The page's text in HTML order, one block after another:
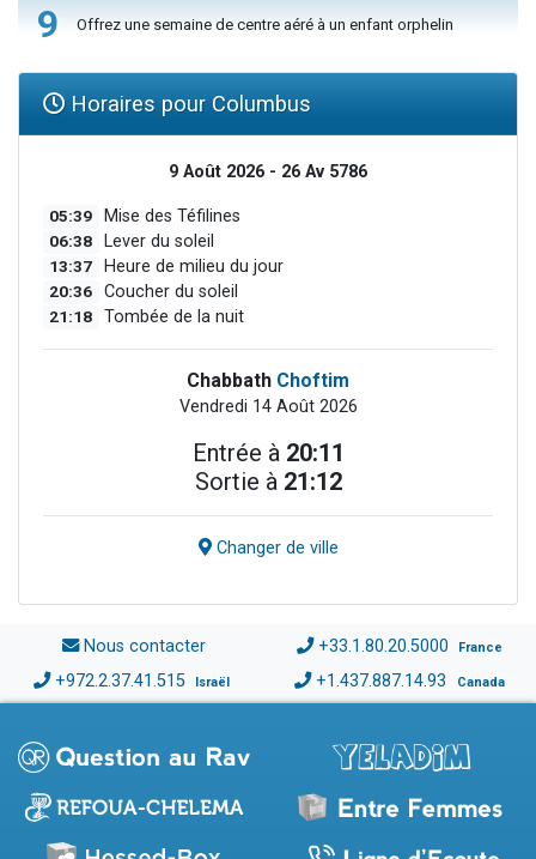
9 Offrez une semaine de centre aéré à un enfant orphelin
Horaires pour Columbus
9 Août 2026 - 26 Av 5786
05:39 Mise des Téfilines
06:38 Lever du soleil
13:37 Heure de milieu du jour
20:36 Coucher du soleil
21:18 Tombée de la nuit
Chabbath Choftim
Vendredi 14 Août 2026
Entrée à 20:11
Sortie à 21:12
Changer de ville
Nous contacter +33.1.80.20.5000 France
+972.2.37.41.515 Israël +1.437.887.14.93 Canada